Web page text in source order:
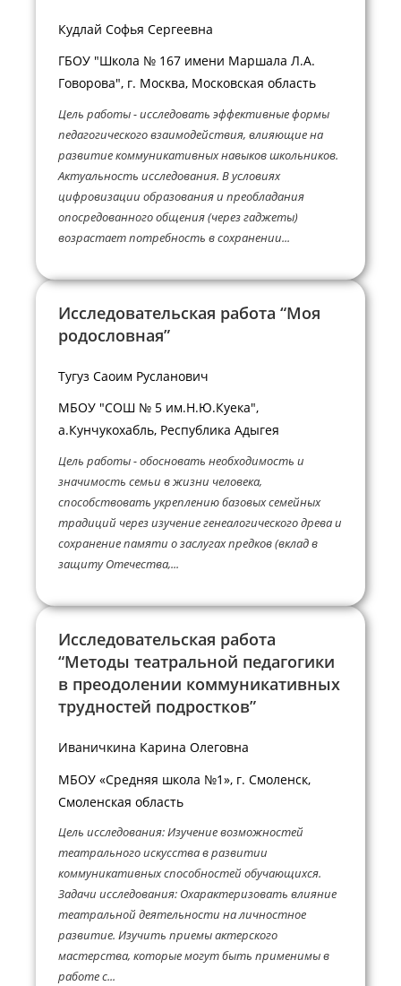
Кудлай Софья Сергеевна
ГБОУ "Школа № 167 имени Маршала Л.А.
Говорова", г. Москва, Московская область
Цель работы - исследовать эффективные формы
педагогического взаимодействия, влияющие на
развитие коммуникативных навыков школьников.
Актуальность исследования. В условиях
цифровизации образования и преобладания
опосредованного общения (через гаджеты)
возрастает потребность в сохранении...
Исследовательская работа “Моя
родословная”
Тугуз Саоим Русланович
МБОУ "СОШ № 5 им.Н.Ю.Куека",
а.Кунчукохабль, Республика Адыгея
Цель работы - обосновать необходимость и
значимость семьи в жизни человека,
способствовать укреплению базовых семейных
традиций через изучение генеалогического древа и
сохранение памяти о заслугах предков (вклад в
защиту Отечества,...
Исследовательская работа
“Методы театральной педагогики
в преодолении коммуникативных
трудностей подростков”
Иваничкина Карина Олеговна
МБОУ «Средняя школа №1», г. Смоленск,
Смоленская область
Цель исследования: Изучение возможностей
театрального искусства в развитии
коммуникативных способностей обучающихся.
Задачи исследования: Охарактеризовать влияние
театральной деятельности на личностное
развитие. Изучить приемы актерского
мастерства, которые могут быть применимы в
работе с...